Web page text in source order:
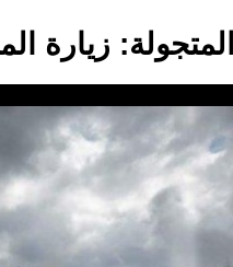
المتجولة: زيارة